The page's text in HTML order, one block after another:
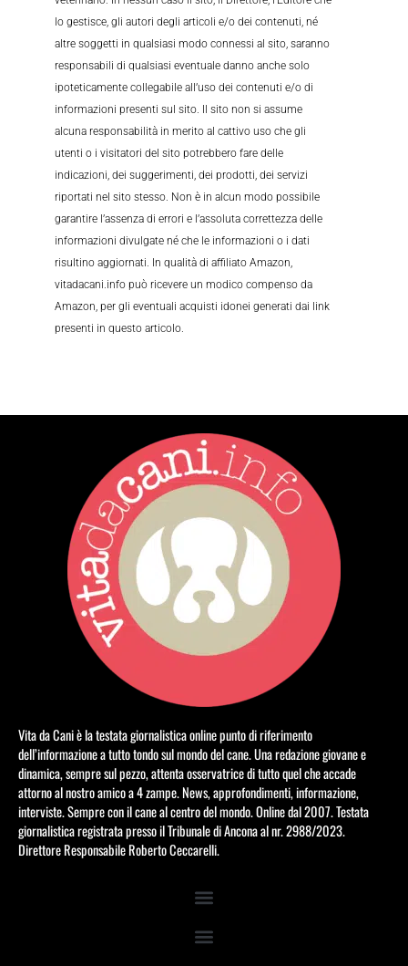
lo gestisce, gli autori degli articoli e/o dei contenuti, né
altre soggetti in qualsiasi modo connessi al sito, saranno
responsabili di qualsiasi eventuale danno anche solo
ipoteticamente collegabile all’uso dei contenuti e/o di
informazioni presenti sul sito. Il sito non si assume
alcuna responsabilità in merito al cattivo uso che gli
utenti o i visitatori del sito potrebbero fare delle
indicazioni, dei suggerimenti, dei prodotti, dei servizi
riportati nel sito stesso. Non è in alcun modo possibile
garantire l’assenza di errori e l’assoluta correttezza delle
informazioni divulgate né che le informazioni o i dati
risultino aggiornati. In qualità di affiliato Amazon,
vitadacani.info può ricevere un modico compenso da
Amazon, per gli eventuali acquisti idonei generati dai link
presenti in questo articolo.
Vita da Cani è la testata giornalistica online punto di riferimento
dell’informazione a tutto tondo sul mondo del cane. Una redazione giovane e
dinamica, sempre sul pezzo, attenta osservatrice di tutto quel che accade
attorno al nostro amico a 4 zampe. News, approfondimenti, informazione,
interviste. Sempre con il cane al centro del mondo. Online dal 2007. Testata
giornalistica registrata presso il Tribunale di Ancona al nr. 2988/2023.
Direttore Responsabile Roberto Ceccarelli.